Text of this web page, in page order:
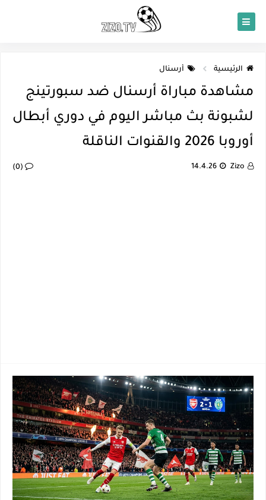
الرئيسية أرسنال
مشاهدة مباراة أرسنال ضد سبورتينج
لشبونة بث مباشر اليوم في دوري أبطال
أوروبا 2026 والقنوات الناقلة
Zizo
(0)